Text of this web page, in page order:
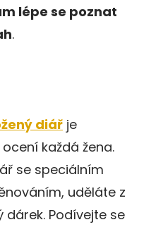
lépe se poznat
.
diář je
každá žena.
se speciálním
uděláte z
Podívejte se